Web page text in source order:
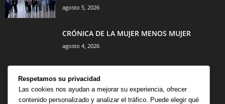
agosto 5, 2026
CRÓNICA DE LA MUJER MENOS MUJER
agosto 4, 2026
Respetamos su privacidad
Las cookies nos ayudan a mejorar su experiencia, ofrecer
contenido personalizado y analizar el tráfico. Puede elegir qué